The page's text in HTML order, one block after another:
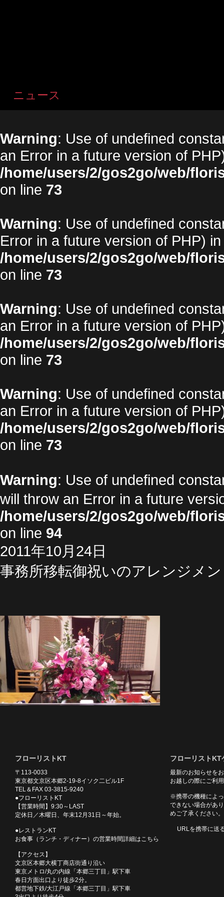
ニュース
Warning: Use of undefined
an Error in a future version of
/home/users/2/gos2go/web/
on line 73
Warning: Use of undefined
Error in a future version of PHP) in
/home/users/2/gos2go/web/
on line 73
Warning: Use of undefined
an Error in a future version of
/home/users/2/gos2go/web/
on line 73
Warning: Use of undefined
an Error in a future version of
/home/users/2/gos2go/web/
on line 73
Warning: Use of undefined
will throw an Error in a future
/home/users/2/gos2go/web/
on line 94
2011年10月24日
事務所移転御祝いのアレンジメ
フローリストKT
〒113-0033
東京都文京区本郷2-19-8イソク二ビル1F
TEL＆FAX 03-3815-9240
●フローリストKT
【営業時間】9:30～LAST
定休日／木曜日、年末12月31日～年始。
●レストランKT
お食事（ランチ・ディナー）の営業時間詳細はこちら
【アクセス】
文京区本郷大横丁商店街通り沿い
東京メトロ/丸の内線「本郷三丁目」駅下車
春日方面出口より徒歩2分。
都営地下鉄/大江戸線「本郷三丁目」駅下車
フローリストKT
最新のお知らせを
お越しの際にご利
※携帯の機種によ
できない場合があ
めご了承ください。
URLを携帯に送